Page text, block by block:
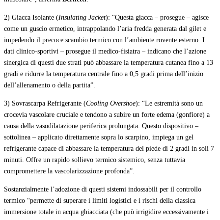
2) Giacca Isolante (Insulating Jacket): “Questa giacca – prosegue – agisce
come un guscio ermetico, intrappolando l’aria fredda generata dal gilet e
impedendo il precoce scambio termico con l’ambiente rovente esterno. I
dati clinico-sportivi – prosegue il medico-fisiatra – indicano che l’azione
sinergica di questi due strati può abbassare la temperatura cutanea fino a 13
gradi e ridurre la temperatura centrale fino a 0,5 gradi prima dell’inizio
dell’allenamento o della partita”.
3) Sovrascarpa Refrigerante (Cooling Overshoe): “Le estremità sono un
crocevia vascolare cruciale e tendono a subire un forte edema (gonfiore) a
causa della vasodilatazione periferica prolungata. Questo dispositivo –
sottolinea – applicato direttamente sopra lo scarpino, impiega un gel
refrigerante capace di abbassare la temperatura del piede di 2 gradi in soli 7
minuti. Offre un rapido sollievo termico sistemico, senza tuttavia
compromettere la vascolarizzazione profonda”.
Sostanzialmente l’adozione di questi sistemi indossabili per il controllo
termico “permette di superare i limiti logistici e i rischi della classica
immersione totale in acqua ghiacciata (che può irrigidire eccessivamente i